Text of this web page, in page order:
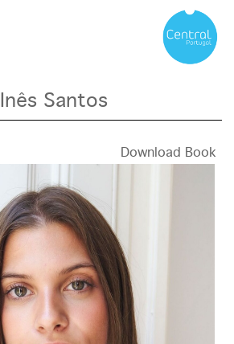
Inês Santos
Download Book